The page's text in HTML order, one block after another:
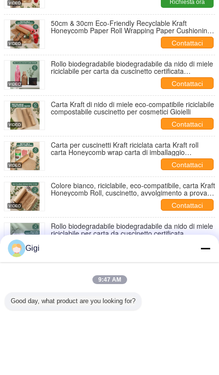
Richiesta ora
50cm & 30cm Eco-Friendly Recyclable Kraft
Honeycomb Paper Roll Wrapping Paper Cushioning
Contattaci
Rollo biodegradabile biodegradabile da nido di miele
riciclabile per carta da cuscinetto certificata
Contattaci
Carta Kraft di nido di miele eco-compatibile riciclabile
compostabile cuscinetto per cosmetici Gioielli
Contattaci
Carta per cuscinetti Kraft riciclata carta Kraft roll
carta Honeycomb wrap carta di imballaggio
Contattaci
Colore bianco, riciclabile, eco-compatibile, carta Kraft
Honeycomb Roll, cuscinetto, avvolgimento a prova di
Contattaci
Rollo biodegradabile biodegradabile da nido di miele
riciclabile per carta da cuscinetto certificata
Honeycomb Roll, cuscinetto, avvolgimento a prova di
grasso per imballaggi regalo
Carta di avvolgimento a nido di miele Rollo di carta di
Gigi
9:47 AM
Good day, what product are you looking for?